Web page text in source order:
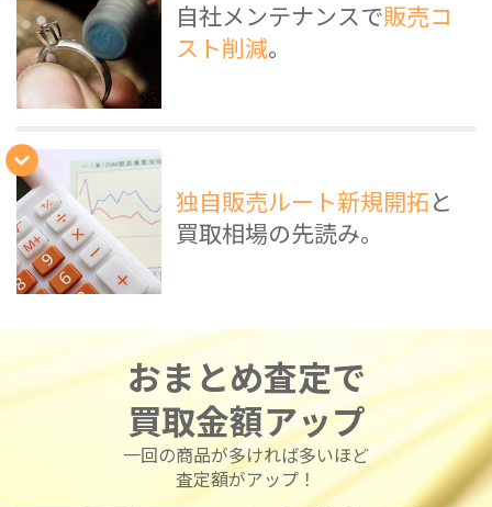
自社メンテナンスで販売コ
スト削減。
独自販売ルート新規開拓と
買取相場の先読み。
おまとめ査定で
買取金額アップ
一回の商品が多ければ多いほど
査定額がアップ！